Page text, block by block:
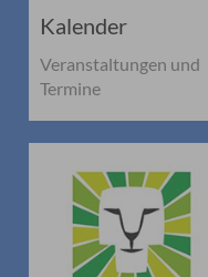
Kalender
Veranstaltungen und
Termine